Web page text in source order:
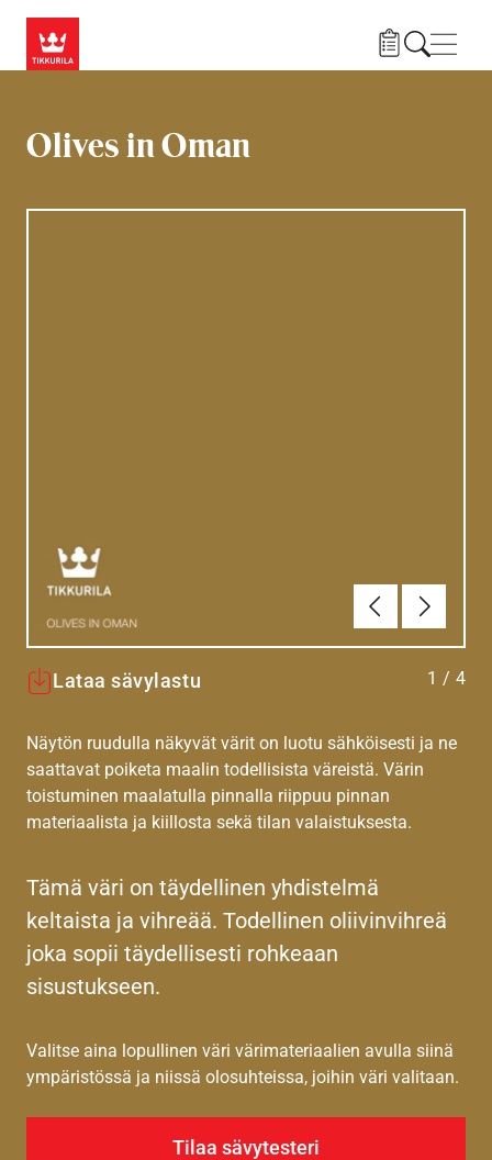
Olives in Oman
Edellinen
Lataa sävylastu 1 / 4
Näytön ruudulla näkyvät värit on luotu sähköisesti ja ne
saattavat poiketa maalin todellisista väreistä. Värin
toistuminen maalatulla pinnalla riippuu pinnan
materiaalista ja kiillosta sekä tilan valaistuksesta.
Tämä väri on täydellinen yhdistelmä
keltaista ja vihreää. Todellinen oliivinvihreä
joka sopii täydellisesti rohkeaan
sisustukseen.
Valitse aina lopullinen väri värimateriaalien avulla siinä
ympäristössä ja niissä olosuhteissa, joihin väri valitaan.
Tilaa sävytesteri